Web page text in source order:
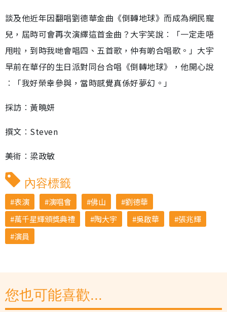
談及他近年因翻唱劉德華金曲《倒轉地球》而成為網民寵
兒，屆時可會再次演繹這首金曲？大宇笑說︰「一定走唔
甩啦，到時我哋會唱四、五首歌，仲有啲合唱歌。」大宇
早前在華仔的生日派對同台合唱《倒轉地球》，他開心說
︰「我好榮幸參與，當時感覺真係好夢幻。」
採訪︰黃曉妍
撰文︰Steven
美術︰梁政敏
內容標籤
表演 演唱會 佛山
劉德華
萬千星輝頒獎典禮
陶大宇 吳啟華
張兆輝
演員
您也可能喜歡...